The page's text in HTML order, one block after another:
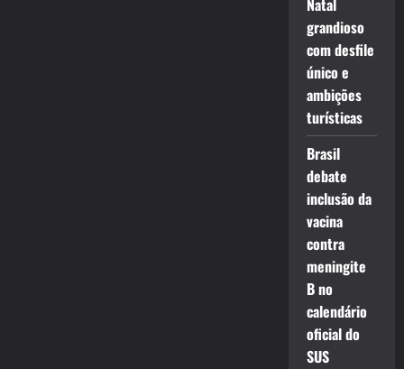
Natal
grandioso
com desfile
único e
ambições
turísticas
Brasil
debate
inclusão da
vacina
contra
meningite
B no
calendário
oficial do
SUS